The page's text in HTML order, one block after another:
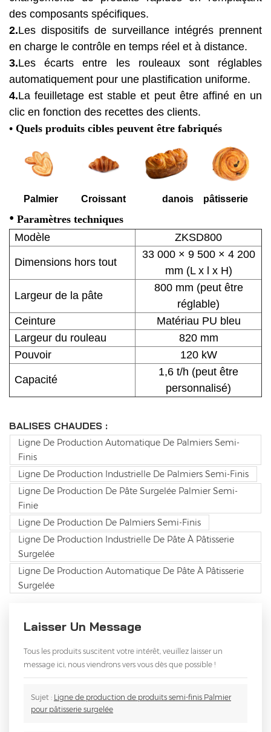
des composants spécifiques.
2.Les dispositifs de surveillance intégrés prennent
en charge le contrôle en temps réel et à distance.
3.Les écarts entre les rouleaux sont réglables
automatiquement pour une plastification uniforme.
4.La feuilletage est stable et peut être affiné en un
clic en fonction des recettes des clients.
• Quels produits cibles peuvent être fabriqués
Palmier Croissant danois pâtisserie
• Paramètres techniques
Modèle
ZKSD800
Dimensions hors tout
33 000 × 9 500 × 4 200
mm (L x l x H)
Largeur de la pâte
800 mm (peut être
réglable)
Ceinture
Matériau PU bleu
Largeur du rouleau
820 mm
Pouvoir
120 kW
Capacité
1,6 t/h (peut être
personnalisé)
BALISES CHAUDES :
Ligne De Production Automatique De Palmiers Semi-
Finis
Ligne De Production Industrielle De Palmiers Semi-Finis
Ligne De Production De Pâte Surgelée Palmier Semi-
Finie
Ligne De Production De Palmiers Semi-Finis
Ligne De Production Industrielle De Pâte À Pâtisserie
Surgelée
Ligne De Production Automatique De Pâte À Pâtisserie
Surgelée
Laisser Un Message
Tous les produits suscitent votre intérêt, veuillez laisser un
message ici, nous viendrons vers vous dès que possible !
Sujet : Ligne de production de produits semi-finis Palmier
pour pâtisserie surgelée